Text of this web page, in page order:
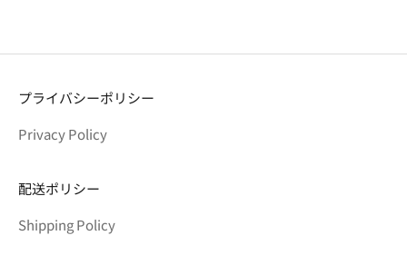
プライバシーポリシー
Privacy Policy
配送ポリシー
Shipping Policy